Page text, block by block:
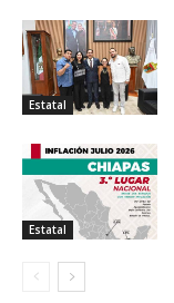
Estatal
Estatal